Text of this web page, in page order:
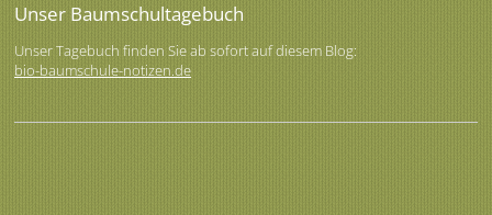
Unser Baumschultagebuch
Unser Tagebuch finden Sie ab sofort auf diesem Blog:
bio-baumschule-notizen.de